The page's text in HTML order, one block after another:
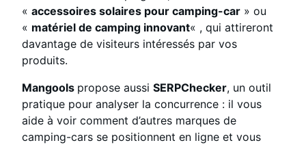
« accessoires solaires pour camping-car » ou
« matériel de camping innovant« , qui attireront
davantage de visiteurs intéressés par vos
produits.
Mangools propose aussi SERPChecker, un outil
pratique pour analyser la concurrence : il vous
aide à voir comment d’autres marques de
camping-cars se positionnent en ligne et vous